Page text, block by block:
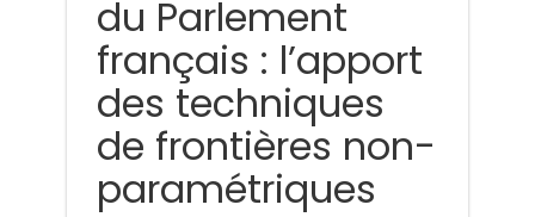
du Parlement
français : l’apport
des techniques
de frontières non-
paramétriques